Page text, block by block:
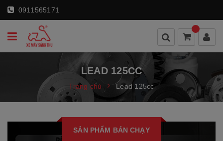
0911565171
LEAD 125CC
Trang chủ Lead 125cc
SẢN PHẨM BÁN CHẠY